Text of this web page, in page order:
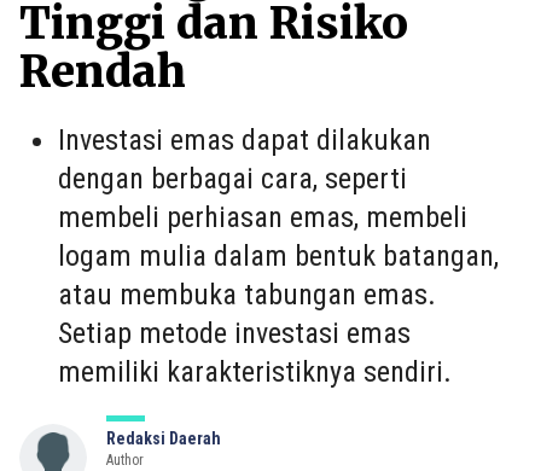
Tinggi dan Risiko
Rendah
Investasi emas dapat dilakukan
dengan berbagai cara, seperti
membeli perhiasan emas, membeli
logam mulia dalam bentuk batangan,
atau membuka tabungan emas.
Setiap metode investasi emas
memiliki karakteristiknya sendiri.
Redaksi Daerah
Author